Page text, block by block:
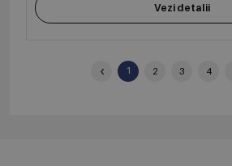
Vezi detalii
‹ 1 2 3 4